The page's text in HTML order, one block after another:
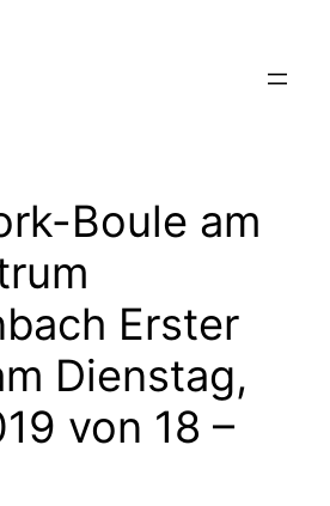
Boule am
Erster
Dienstag,
von 18 –